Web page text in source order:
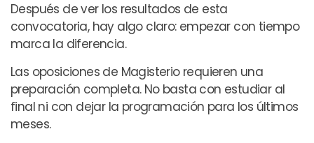
Después de ver los resultados de esta
convocatoria, hay algo claro: empezar con tiempo
marca la diferencia.
Las oposiciones de Magisterio requieren una
preparación completa. No basta con estudiar al
final ni con dejar la programación para los últimos
meses.